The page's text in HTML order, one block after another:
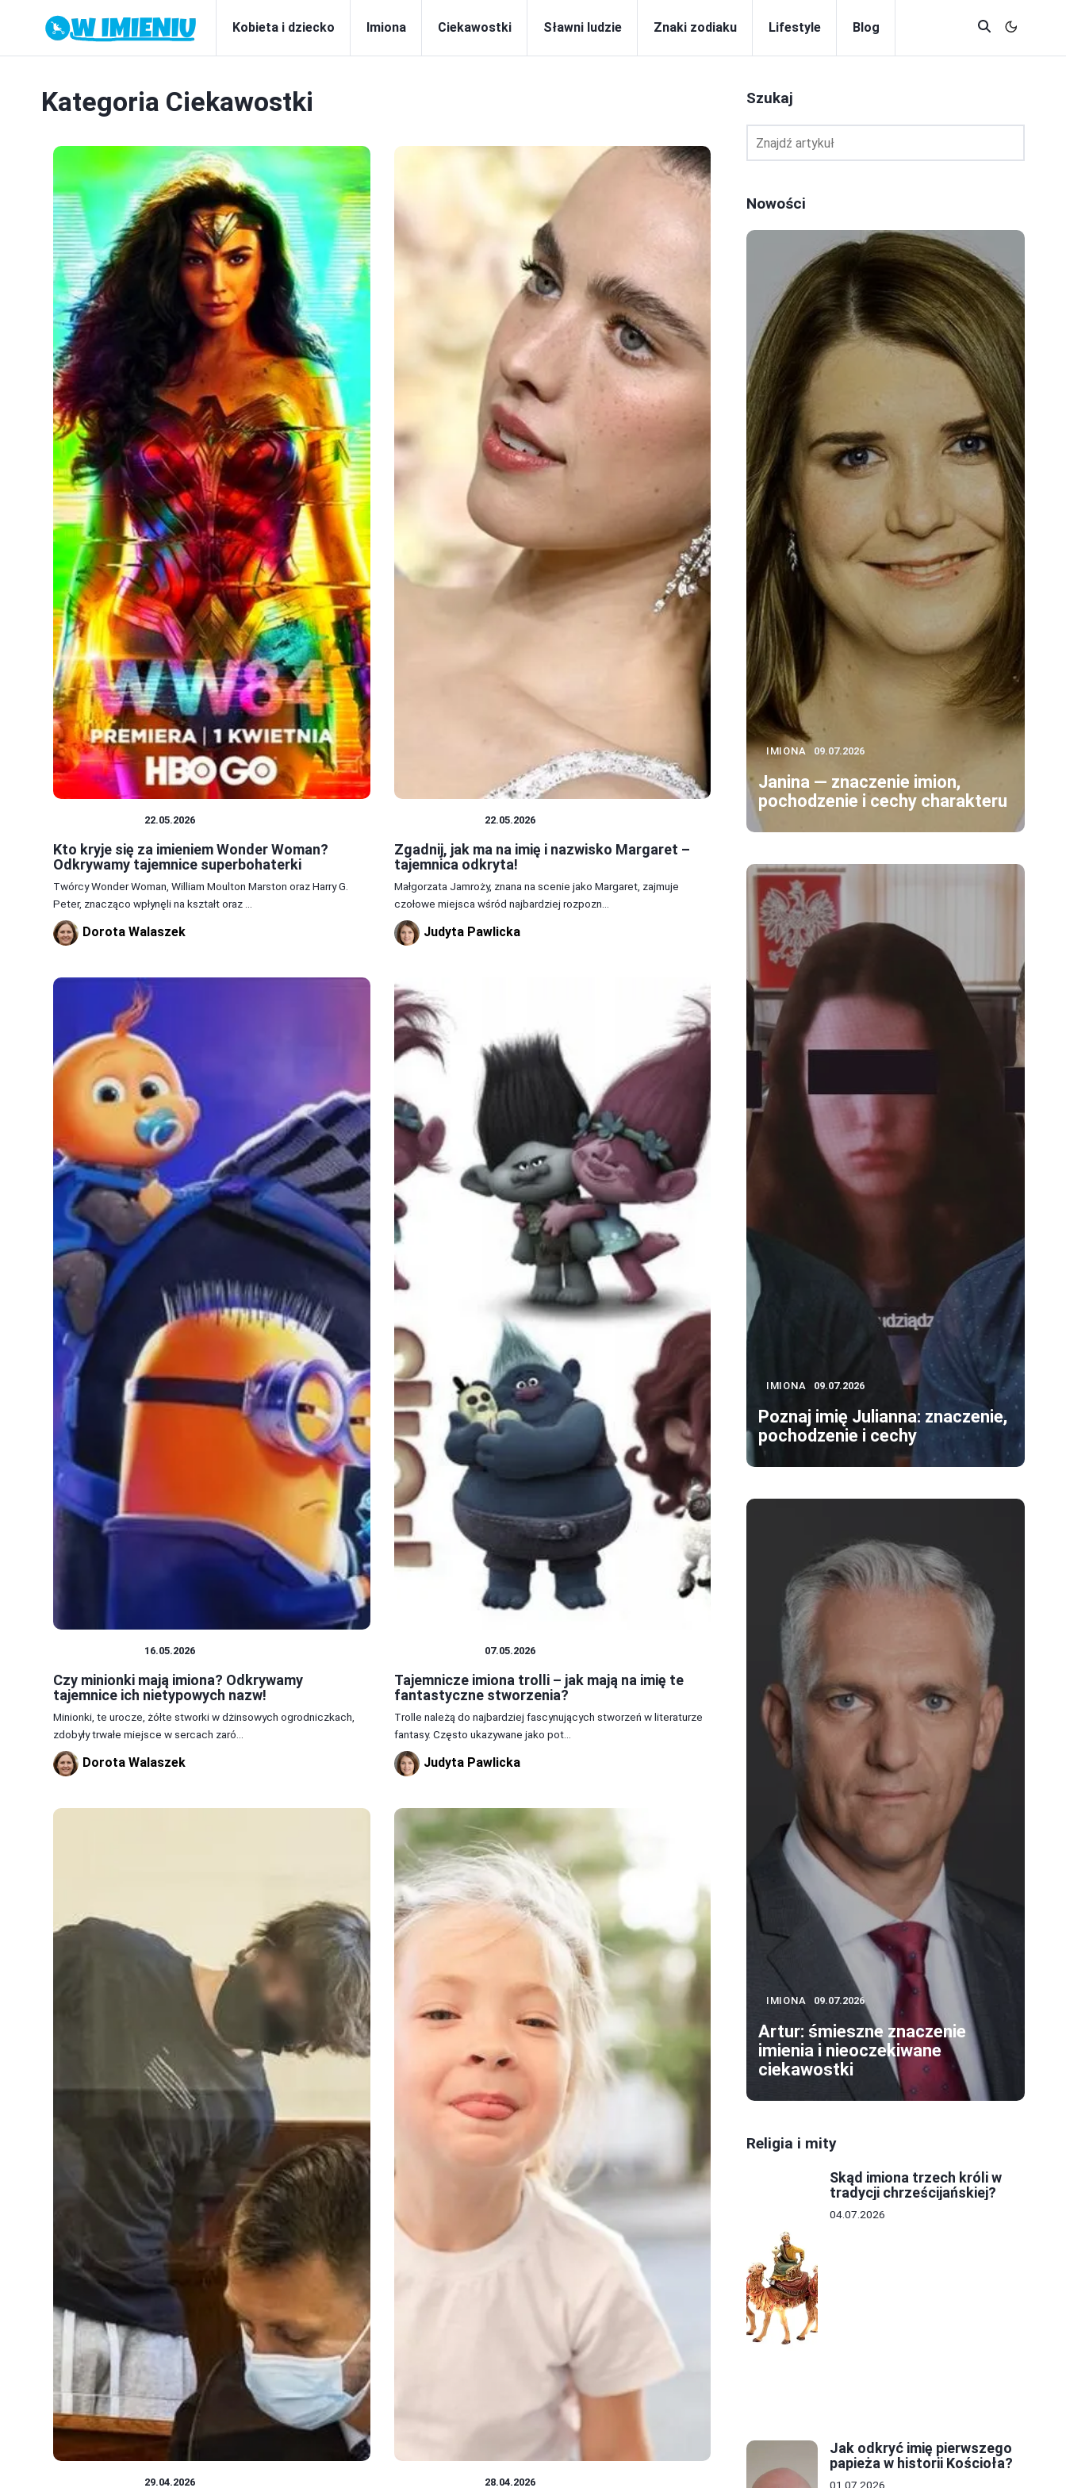
Kobieta i dziecko Imiona Ciekawostki Sławni ludzie Znaki zodiaku Lifestyle Blog
Kategoria Ciekawostki
22.05.2026
Kto kryje się za imieniem Wonder Woman?
Odkrywamy tajemnice superbohaterki
Twórcy Wonder Woman, William Moulton Marston oraz Harry G.
Peter, znacząco wpłynęli na kształt oraz ...
Dorota Walaszek
22.05.2026
Zgadnij, jak ma na imię i nazwisko Margaret –
tajemnica odkryta!
Małgorzata Jamroży, znana na scenie jako Margaret, zajmuje
czołowe miejsca wśród najbardziej rozpozn...
Judyta Pawlicka
16.05.2026
Czy minionki mają imiona? Odkrywamy
tajemnice ich nietypowych nazw!
Minionki, te urocze, żółte stworki w dżinsowych ogrodniczkach,
zdobyły trwałe miejsce w sercach zaró...
Dorota Walaszek
07.05.2026
Tajemnicze imiona trolli – jak mają na imię te
fantastyczne stworzenia?
Trolle należą do najbardziej fascynujących stworzeń w literaturze
fantasy. Często ukazywane jako pot...
Judyta Pawlicka
29.04.2026 28.04.2026
Szukaj
Nowości
IMIONA 09.07.2026
Janina — znaczenie imion,
pochodzenie i cechy charakteru
IMIONA 09.07.2026
Poznaj imię Julianna: znaczenie,
pochodzenie i cechy
IMIONA 09.07.2026
Artur: śmieszne znaczenie
imienia i nieoczekiwane
ciekawostki
Religia i mity
Skąd imiona trzech króli w
tradycji chrześcijańskiej?
04.07.2026
Jak odkryć imię pierwszego
papieża w historii Kościoła?
01.07.2026